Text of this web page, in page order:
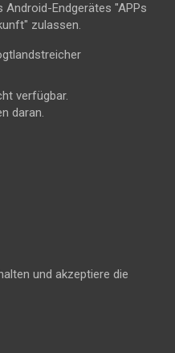
Android-Endgerätes "APPs
zulassen.
verfügbar.
daran.
und akzeptiere die